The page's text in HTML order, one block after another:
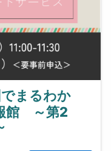
でまるわか
館 ～第2